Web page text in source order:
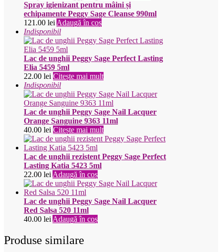
Spray igienizant pentru mâini și
echipamente Peggy Sage Cleanse 990ml
121.00 leiAdaugă în coș
Indisponibil
Lac de unghii Peggy Sage Perfect Lasting
Elia 5459 5ml
22.00 lei Citește mai mult
Indisponibil
Lac de unghii Peggy Sage Nail Lacquer
Orange Sanguine 9363 11ml
40.00 lei Citește mai mult
Lac de unghii rezistent Peggy Sage Perfect
Lasting Katia 5423 5ml
22.00 leiAdaugă în coș
Lac de unghii Peggy Sage Nail Lacquer
Red Salsa 520 11ml
40.00 leiAdaugă în coș
Produse similare